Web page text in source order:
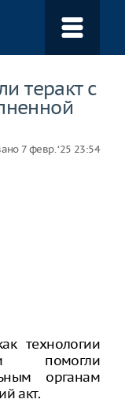
теракт с
7 февр. ‘25 23:54
технологии
помогли
органам
акт.